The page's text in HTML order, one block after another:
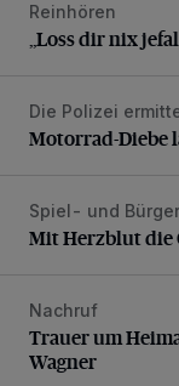
„Loss dir nix
Reinhören
„Loss dir nix
Motorrad-Diebe
Die Polizei
Motorrad-Diebe
Mit Herzblut die
Spiel- und
Mit Herzblut die
Trauer um
Nachruf
Trauer um
Wagner